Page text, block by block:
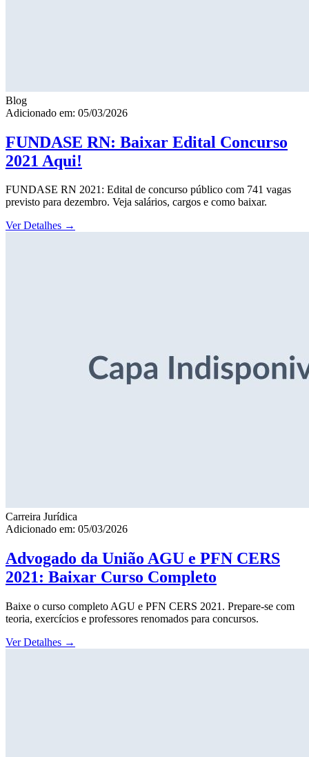
Blog
Adicionado em: 05/03/2026
FUNDASE RN: Baixar Edital Concurso
2021 Aqui!
FUNDASE RN 2021: Edital de concurso público com 741 vagas
previsto para dezembro. Veja salários, cargos e como baixar.
Ver Detalhes →
Carreira Jurídica
Adicionado em: 05/03/2026
Advogado da União AGU e PFN CERS
2021: Baixar Curso Completo
Baixe o curso completo AGU e PFN CERS 2021. Prepare-se com
teoria, exercícios e professores renomados para concursos.
Ver Detalhes →